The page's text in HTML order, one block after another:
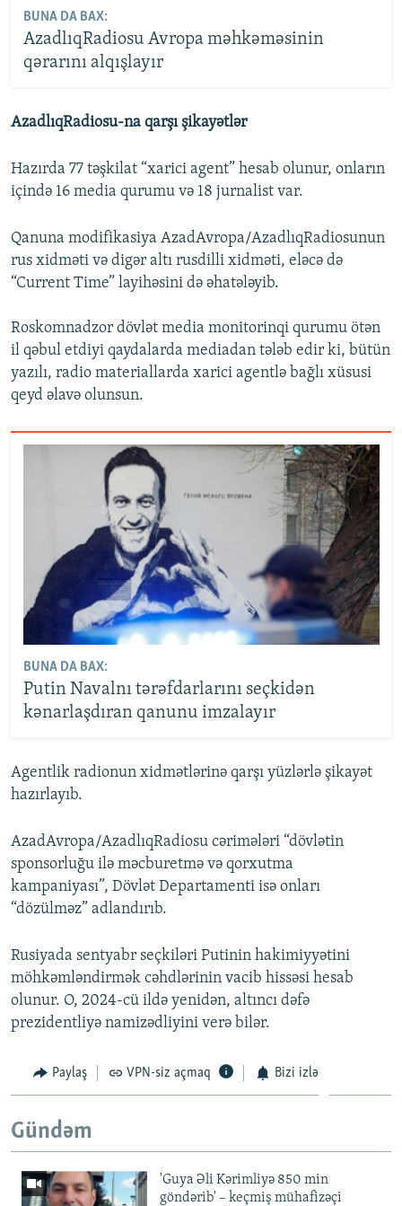
BUNA DA BAX:
AzadlıqRadiosu Avropa məhkəməsinin
qərarını alqışlayır
AzadlıqRadiosu-na qarşı şikayətlər
Hazırda 77 təşkilat “xarici agent” hesab olunur, onların
içində 16 media qurumu və 18 jurnalist var.
Qanuna modifikasiya AzadAvropa/AzadlıqRadiosunun
rus xidməti və digər altı rusdilli xidməti, eləcə də
“Current Time” layihəsini də əhatələyib.
Roskomnadzor dövlət media monitorinqi qurumu ötən
il qəbul etdiyi qaydalarda mediadan tələb edir ki, bütün
yazılı, radio materiallarda xarici agentlə bağlı xüsusi
qeyd əlavə olunsun.
BUNA DA BAX:
Putin Navalnı tərəfdarlarını seçkidən
kənarlaşdıran qanunu imzalayır
Agentlik radionun xidmətlərinə qarşı yüzlərlə şikayət
hazırlayıb.
AzadAvropa/AzadlıqRadiosu cərimələri “dövlətin
sponsorluğu ilə məcburetmə və qorxutma
kampaniyası”, Dövlət Departamenti isə onları
“dözülməz” adlandırıb.
Rusiyada sentyabr seçkiləri Putinin hakimiyyətini
möhkəmləndirmək cəhdlərinin vacib hissəsi hesab
olunur. O, 2024-cü ildə yenidən, altıncı dəfə
prezidentliyə namizədliyini verə bilər.
Paylaş VPN-siz açmaq Bizi izlə
Gündəm
'Guya Əli Kərimliyə 850 min
göndərib' – keçmiş mühafizəçi